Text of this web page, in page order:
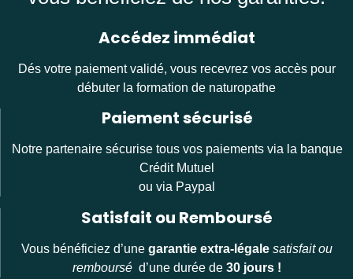
Accédez immédiat
Dés votre paiement validé, vous recevrez vos accès pour
débuter la formation de naturopathe
Paiement sécurisé
Notre partenaire sécurise tous vos paiements via la banque
Crédit Mutuel
ou via Paypal
Satisfait ou Remboursé
Vous bénéficiez d’une garantie extra-légale satisfait ou
remboursé d’une durée de 30 jours !